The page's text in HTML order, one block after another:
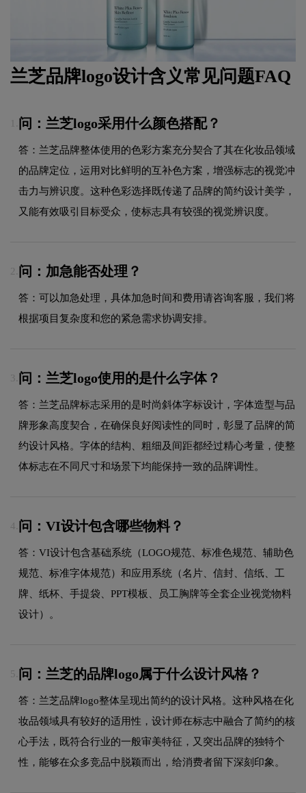
兰芝品牌logo设计含义常见问题FAQ
问：兰芝logo采用什么颜色搭配？
答：兰芝品牌整体使用的色彩方案充分契合了其在化妆品领域
的品牌定位，运用对比鲜明的互补色方案，增强标志的视觉冲
击力与辨识度。这种色彩选择既传递了品牌的简约设计美学，
又能有效吸引目标受众，使标志具有较强的视觉辨识度。
2. 问：加急能否处理？
答：可以加急处理，具体加急时间和费用请咨询客服，我们将
根据项目复杂度和您的紧急需求协调安排。
3. 问：兰芝logo使用的是什么字体？
答：兰芝品牌标志采用的是时尚斜体字标设计，字体造型与品
牌形象高度契合，在确保良好阅读性的同时，彰显了品牌的简
约设计风格。字体的结构、粗细及间距都经过精心考量，使整
体标志在不同尺寸和场景下均能保持一致的品牌调性。
4. 问：VI设计包含哪些物料？
答：VI设计包含基础系统（LOGO规范、标准色规范、辅助色
规范、标准字体规范）和应用系统（名片、信封、信纸、工
牌、纸杯、手提袋、PPT模板、员工胸牌等全套企业视觉物料
设计）。
5. 问：兰芝的品牌logo属于什么设计风格？
答：兰芝品牌logo整体呈现出简约的设计风格。这种风格在化
妆品领域具有较好的适用性，设计师在标志中融合了简约的核
心手法，既符合行业的一般审美特征，又突出品牌的独特个
性，能够在众多竞品中脱颖而出，给消费者留下深刻印象。